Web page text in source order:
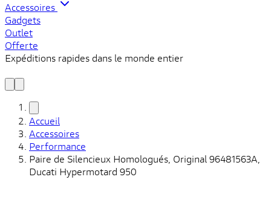
Accessoires
Gadgets
Outlet
Offerte
Expéditions rapides dans le monde entier
Accueil
Accessoires
Performance
Paire de Silencieux Homologués, Original 96481563A,
Ducati Hypermotard 950